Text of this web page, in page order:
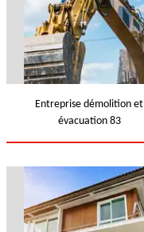
Entreprise démolition et
évacuation 83